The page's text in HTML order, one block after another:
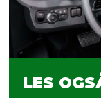
LES